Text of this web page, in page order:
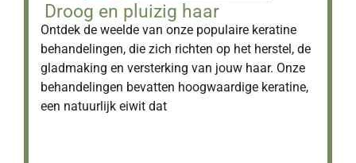
Droog en pluizig haar
Ontdek de weelde van onze populaire keratine
behandelingen, die zich richten op het herstel, de
gladmaking en versterking van jouw haar. Onze
behandelingen bevatten hoogwaardige keratine,
een natuurlijk eiwit dat